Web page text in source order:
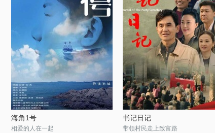
海角1号
相爱的人在一起
书记日记
带领村民走上致富路